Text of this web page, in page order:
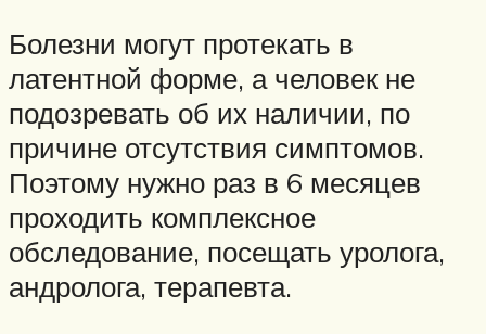
Болезни могут протекать в
латентной форме, а человек не
подозревать об их наличии, по
причине отсутствия симптомов.
Поэтому нужно раз в 6 месяцев
проходить комплексное
обследование, посещать уролога,
андролога, терапевта.